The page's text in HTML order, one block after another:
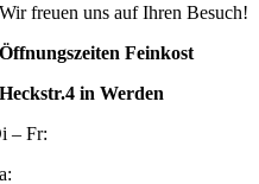
Wir freuen uns auf Ihren Besuch!
ÖffnungszeitenFeinkost
Heckstr.4 in Werden
– Fr: